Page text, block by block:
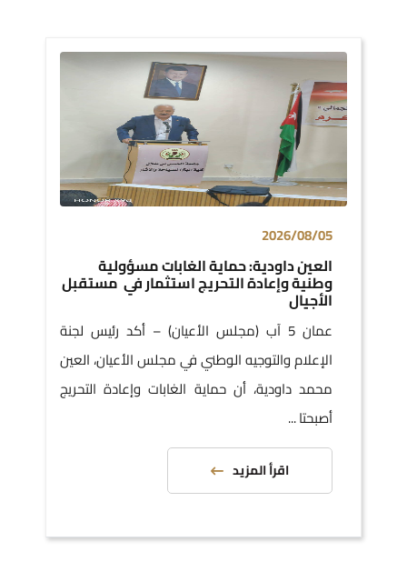
2026/08/05
العين داودية: حماية الغابات مسؤولية
وطنية وإعادة التحريج استثمار في مستقبل
الأجيال
عمان 5 آب (مجلس الأعيان) – أكد رئيس لجنة
الإعلام والتوجيه الوطني في مجلس الأعيان، العين
محمد داودية، أن حماية الغابات وإعادة التحريج
أصبحتا ...
اقرأ المزيد